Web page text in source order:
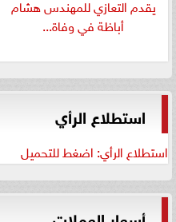
يقدم التعازي للمهندس هشام
أباظة في وفاة...
استطلاع الرأي
استطلاع الرأي: اضغط للتحميل